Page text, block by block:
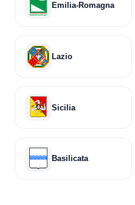
Emilia-Romagna
Lazio
Sicilia
Basilicata